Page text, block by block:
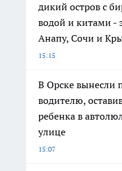
дикий остров с
водой и китами -
Анапу, Сочи и
15:15
В Орске вынесли
водителю,
ребенка в
улице
15:07